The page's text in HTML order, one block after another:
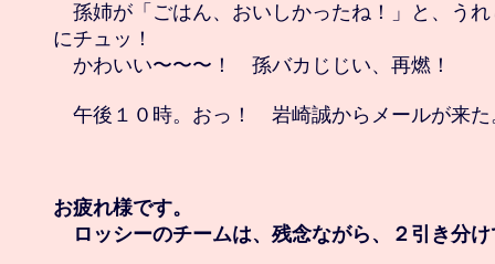
孫姉が「ごはん、おいしかったね！」と、う
にチュッ！
かわいい〜〜〜！　孫バカじじい、再燃！
午後１０時。おっ！　岩崎誠からメールが来た
お疲れ様です。
ロッシーのチームは、残念ながら、２引き分